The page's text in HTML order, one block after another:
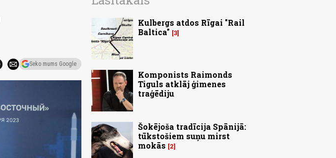
Seko mums Google
Kulbergs atdos Rīgai "Rail
Baltica" 3
Komponists Raimonds
Tiguls atklāj ģimenes
traģēdiju
Šokējoša tradīcija Spānijā:
tūkstošiem suņu mirst
mokās
2